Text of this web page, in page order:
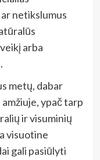
netikslumus
arba
metų, dabar
ypač tarp
ir visuminių
visuotine
gali pasiūlyti